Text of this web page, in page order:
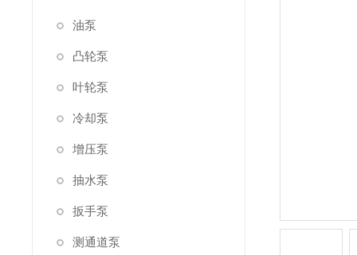
油泵
凸轮泵
叶轮泵
冷却泵
增压泵
抽水泵
扳手泵
测通道泵